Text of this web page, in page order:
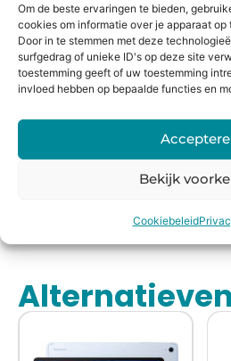
Om de beste ervaringen te bieden,
cookies om informatie over je apparaat op
Door in te stemmen met deze
surfgedrag of unieke ID's op deze site
toestemming geeft of uw toestemming
invloed hebben op bepaalde functies en
Bekijk
Cookiebeleid
Bereken de waarde
16:00
14 dagen
bedenkte
rmijn
Alternatieven